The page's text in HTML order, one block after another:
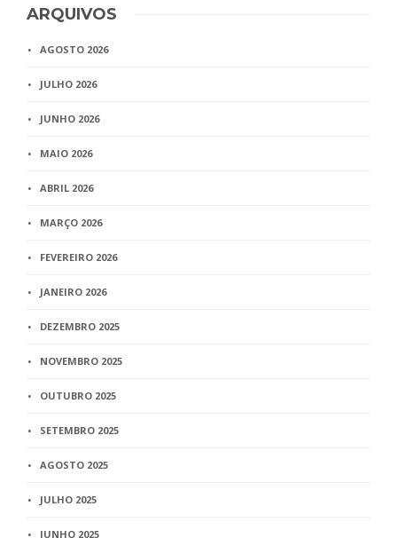
ARQUIVOS
AGOSTO 2026
JULHO 2026
JUNHO 2026
MAIO 2026
ABRIL 2026
MARÇO 2026
FEVEREIRO 2026
JANEIRO 2026
DEZEMBRO 2025
NOVEMBRO 2025
OUTUBRO 2025
SETEMBRO 2025
AGOSTO 2025
JULHO 2025
JUNHO 2025